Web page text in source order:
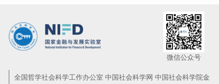
再造金融3.0
“沪伦通”的新意
当全球新一轮宽松周期来临
微信公众号
全国哲学社会科学工作办公室 中国社会科学网 中国社会科学院金